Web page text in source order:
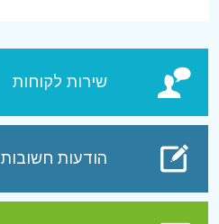
שירות לקוחות
הודעות חשובות